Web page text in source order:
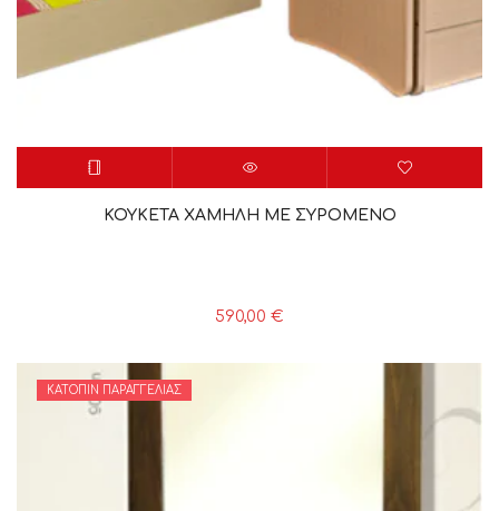
ΚΟΥΚΕΤΑ ΧΑΜΗΛΗ ΜΕ ΣΥΡΟΜΕΝΟ
590,00 €
ΚΑΤΌΠΙΝ ΠΑΡΑΓΓΕΛΊΑΣ